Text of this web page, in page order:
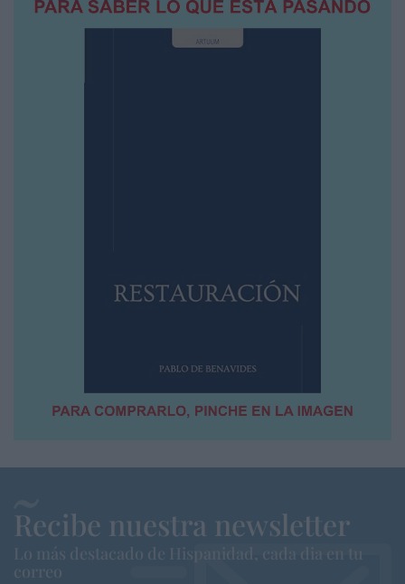
Recibe nuestra newsletter
Lo más destacado de Hispanidad, cada dia en tu
correo